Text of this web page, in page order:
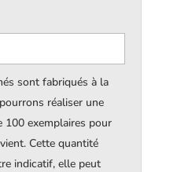
sont fabriqués à la
réaliser une
100 exemplaires pour
Cette quantité
indicatif, elle peut